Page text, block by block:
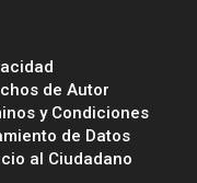
de Autor
y Condiciones
de Datos
al Ciudadano